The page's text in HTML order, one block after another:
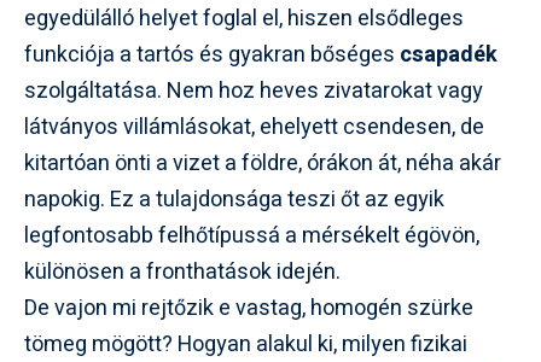
egyedülálló helyet foglal el, hiszen elsődleges
funkciója a tartós és gyakran bőséges csapadék
szolgáltatása. Nem hoz heves zivatarokat vagy
látványos villámlásokat, ehelyett csendesen, de
kitartóan önti a vizet a földre, órákon át, néha akár
napokig. Ez a tulajdonsága teszi őt az egyik
legfontosabb felhőtípussá a mérsékelt égövön,
különösen a fronthatások idején.
De vajon mi rejtőzik e vastag, homogén szürke
tömeg mögött? Hogyan alakul ki, milyen fizikai